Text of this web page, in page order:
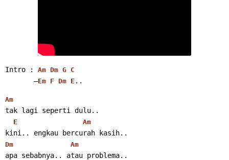
Intro : Am Dm G C
       –
Em F Dm E ..
Am
tak lagi seperti dulu..
E Am
kini.. engkau bercurah kasih..
Dm Am
apa sebabnya.. atau problema..